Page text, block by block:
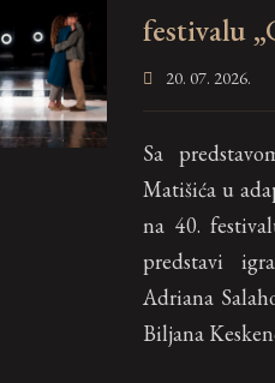
festivalu
20. 07. 2026.
Sa
Matišića u
na 40.
predstavi
Adriana
Biljana